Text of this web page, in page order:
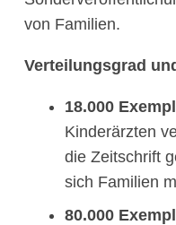
von Familien.
Verteilungsgrad
18.000
Kinderärzten
die Zeitschrift
sich Familien
80.000